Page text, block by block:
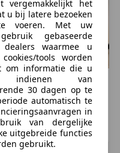
u zelf wel zal weten
ons vooraf even op
een voor u gewenst
uitproberen.
en LinkedIn en ben
op de hoogte
informatie. Ook
met de laatste
evenementen
Royal EnfieldClassic 350
6.799 1
km, 01/2026
NL
vergemakkelijkt het
u bij latere bezoeken
voeren. Met uw
gebaseerde
waarmee u
tools worden
om informatie die u
van
30 dagen op te
automatisch te
in
van dergelijke
uitgebreide functies
gebruikt.